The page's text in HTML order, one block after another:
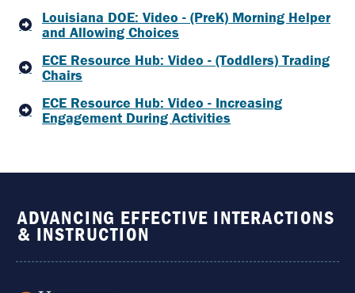
Louisiana DOE: Video - (PreK) Morning Helper
and Allowing Choices
ECE Resource Hub: Video - (Toddlers) Trading
Chairs
ECE Resource Hub: Video - Increasing
Engagement During Activities
ADVANCING EFFECTIVE INTERACTIONS
& INSTRUCTION